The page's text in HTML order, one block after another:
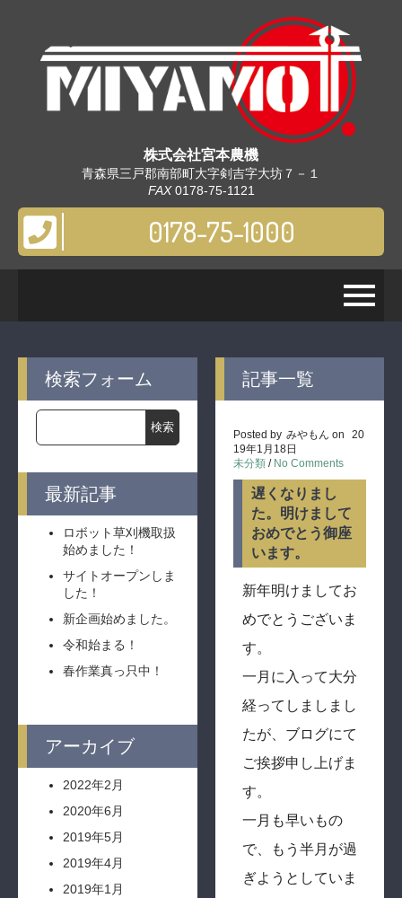
株式会社宮本農機
青森県三戸郡南部町大字剣吉字大坊７－１
FAX 0178-75-1121
0178-75-1000
検索フォーム
最新記事
ロボット草刈機取扱
始めました！
サイトオープンしま
した！
新企画始めました。
令和始まる！
春作業真っ只中！
アーカイブ
2022年2月
2020年6月
2019年5月
2019年4月
2019年1月
記事一覧
Posted by みやもん on
20
19年1月18日
未分類 / No Comments
遅くなりまし
た。明けまして
おめでとう御座
います。
新年明けましてお
めでとうございま
す。
一月に入って大分
経ってしましまし
たが、ブログにて
ご挨拶申し上げま
す。
一月も早いもの
で、もう半月が過
ぎようとしていま